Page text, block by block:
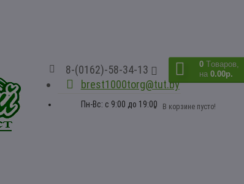
8-(0162)-58-34-13
brest1000torg@tut.by
Пн-Вс: с 9:00 до 19:00
0 Tоваров,
на0.00р.
В корзине пусто!